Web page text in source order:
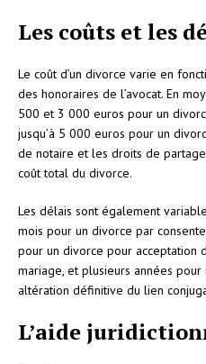
Les coûts et les
Le coût d’un divorce varie en
des honoraires de l’avocat. En
500 et 3 000 euros pour un
jusqu’à 5 000 euros pour un
de notaire et les droits de
coût total du divorce.
Les délais sont également
mois pour un divorce par
pour un divorce pour acceptation
mariage, et plusieurs années
altération définitive du lien
L’aide